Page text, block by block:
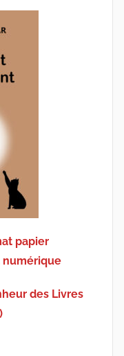
papier
numérique
des Livres